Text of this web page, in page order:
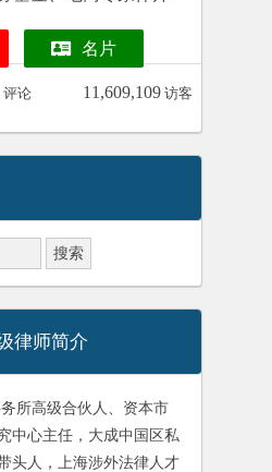
名片
评论 11,609,109 访客
律师简介
所高级合伙人、资本市
中心主任，大成中国区私
头人，上海涉外法律人才